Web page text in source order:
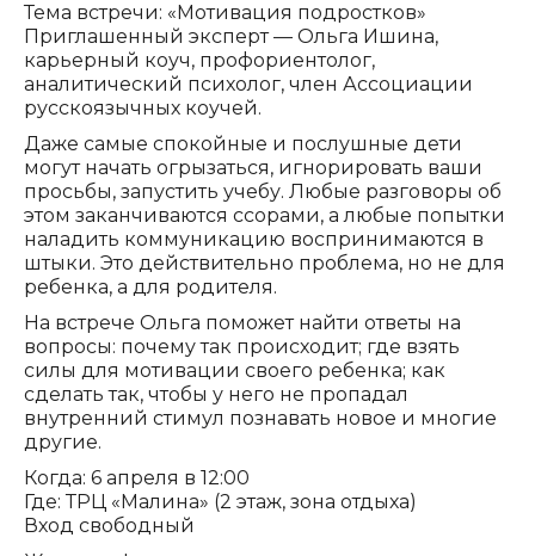
Тема встречи: «Мотивация подростков»
Приглашенный эксперт — Ольга Ишина,
карьерный коуч, профориентолог,
аналитический психолог, член Ассоциации
русскоязычных коучей.
Даже самые спокойные и послушные дети
могут начать огрызаться, игнорировать ваши
просьбы, запустить учебу. Любые разговоры об
этом заканчиваются ссорами, а любые попытки
наладить коммуникацию воспринимаются в
штыки. Это действительно проблема, но не для
ребенка, а для родителя.
На встрече Ольга поможет найти ответы на
вопросы: почему так происходит; где взять
силы для мотивации своего ребенка; как
сделать так, чтобы у него не пропадал
внутренний стимул познавать новое и многие
другие.
Когда: 6 апреля в 12:00
Где: ТРЦ «Малина» (2 этаж, зона отдыха)
Вход свободный